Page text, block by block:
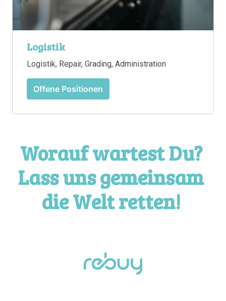
Logistik
Logistik, Repair, Grading, Administration
Offene Positionen
Worauf wartest Du?
Lass uns gemeinsam
die Welt retten!
Startseite